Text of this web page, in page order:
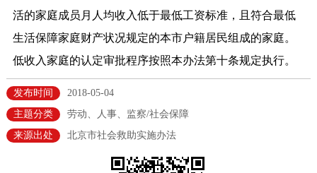
政务公开
市领导 机构职能 政策服务
政策兑现
决策公开 专题公开
活的家庭成员月人均收入低于最低工资标准，且符合最低
生活保障家庭财产状况规定的本市户籍居民组成的家庭。
低收入家庭的认定审批程序按照本办法第十条规定执行。
发布时间
2018-05-04
主题分类
劳动、人事、监察/社会保障
来源出处
北京市社会救助实施办法